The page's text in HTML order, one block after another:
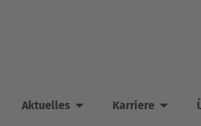
Aktuelles Karriere